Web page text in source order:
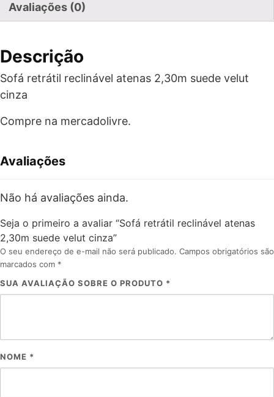
Avaliações (0)
Descrição
Sofá retrátil reclinável atenas 2,30m suede velut
cinza
Compre na mercadolivre.
Avaliações
Não há avaliações ainda.
Seja o primeiro a avaliar “Sofá retrátil reclinável atenas
2,30m suede velut cinza”
O seu endereço de e-mail não será publicado. Campos obrigatórios são
marcados com *
SUA AVALIAÇÃO SOBRE O PRODUTO *
NOME *